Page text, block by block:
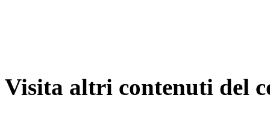
Visita altri contenuti del